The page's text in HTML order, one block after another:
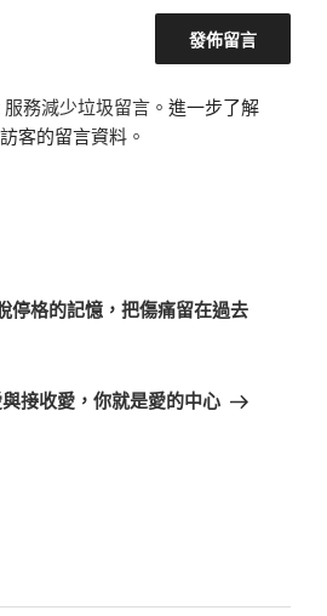
務減少垃圾留言。 進一步了解
客的留言資料 。
停格的記憶，把傷痛留在過去
接收愛，你就是愛的中心